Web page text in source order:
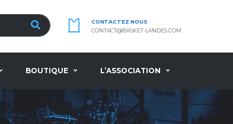
CONTACTEZ NOUS
CONTACT@BASKET-LANDES.COM
BOUTIQUE L’ASSOCIATION